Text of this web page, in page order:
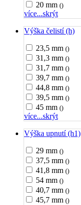
20 mm ()
více...skrýt
Výška čelistí (h)
23,5 mm ()
31,3 mm ()
31,7 mm ()
39,7 mm ()
44,8 mm ()
39,5 mm ()
45 mm ()
více...skrýt
Výška upnutí (h1)
29 mm ()
37,5 mm ()
41,8 mm ()
54 mm ()
40,7 mm ()
45,7 mm ()